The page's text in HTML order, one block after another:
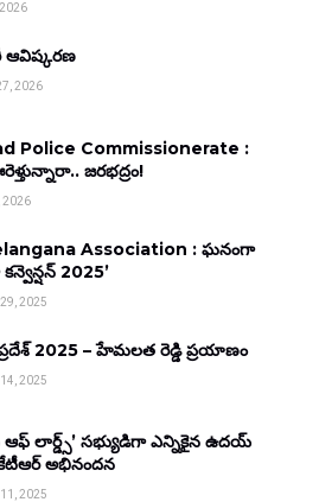
ఆవిష్కరణ
2026
Police Commissionerate :
జరభద్రం!
2026
Association : ఘనంగా
2025’
29, 2025
2025 – హేమలత రెడ్డి ప్రయాణం
14, 2025
లార్డ్స్’ సభ్యుడిగా ఎన్నికైన ఉదయ్
అభినందన
11, 2025